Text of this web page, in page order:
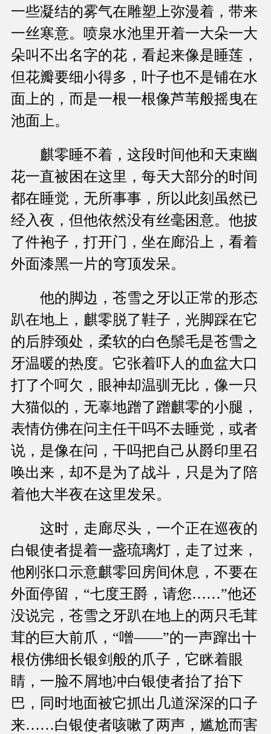
一些凝结的雾气在雕塑上弥漫着，带来
一丝寒意。喷泉水池里开着一大朵一大
朵叫不出名字的花，看起来像是睡莲，
但花瓣要细小得多，叶子也不是铺在水
面上的，而是一根一根像芦苇般摇曳在
池面上。
麒零睡不着，这段时间他和天束幽
花一直被困在这里，每天大部分的时间
都在睡觉，无所事事，所以此刻虽然已
经入夜，但他依然没有丝毫困意。他披
了件袍子，打开门，坐在廊沿上，看着
外面漆黑一片的穹顶发呆。
他的脚边，苍雪之牙以正常的形态
趴在地上，麒零脱了鞋子，光脚踩在它
的后脖颈处，柔软的白色鬃毛是苍雪之
牙温暖的热度。它张着吓人的血盆大口
打了个呵欠，眼神却温驯无比，像一只
大猫似的，无辜地蹭了蹭麒零的小腿，
表情仿佛在问主任干吗不去睡觉，或者
说，是像在问，干吗把自己从爵印里召
唤出来，却不是为了战斗，只是为了陪
着他大半夜在这里发呆。
这时，走廊尽头，一个正在巡夜的
白银使者提着一盏琉璃灯，走了过来，
他刚张口示意麒零回房间休息，不要在
外面停留，“七度王爵，请您……”他还
没说完，苍雪之牙趴在地上的两只毛茸
茸的巨大前爪，“噌——”的一声蹿出十
根仿佛细长银剑般的爪子，它眯着眼
睛，一脸不屑地冲白银使者抬了抬下
巴，同时地面被它抓出几道深深的口子
来……白银使者咳嗽了两声，尴尬而害